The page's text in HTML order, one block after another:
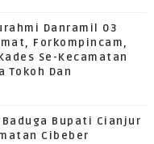
Danramil 03
Forkompincam,
Se-Kecamatan
Tokoh Dan
Bupati Cianjur
Cibeber